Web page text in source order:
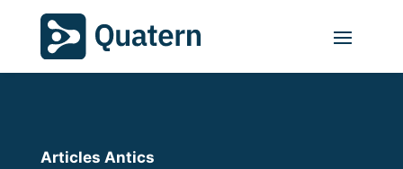
Articles Antics